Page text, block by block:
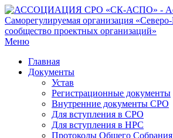
Меню
Главная
Документы
Устав
Регистрационные документы
Внутренние документы СРО
Для вступления в СРО
Для вступления в НРС
Протоколы Общего Собрания